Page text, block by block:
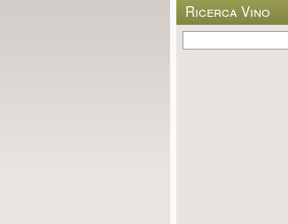
Ricerca Vino